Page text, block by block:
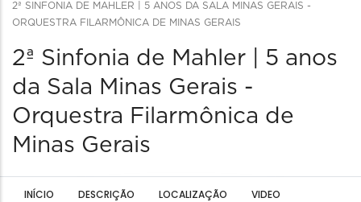
2ª SINFONIA DE MAHLER | 5 ANOS DA SALA MINAS GERAIS -
ORQUESTRA FILARMÔNICA DE MINAS GERAIS
2ª Sinfonia de Mahler | 5 anos
da Sala Minas Gerais -
Orquestra Filarmônica de
Minas Gerais
INÍCIO DESCRIÇÃO LOCALIZAÇÃO VIDEO